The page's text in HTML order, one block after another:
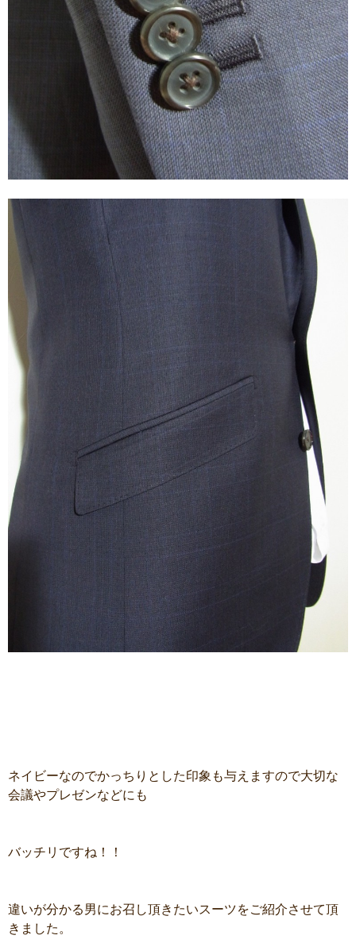
ネイビーなのでかっちりとした印象も与えますので大切な
会議やプレゼンなどにも
バッチリですね！！
違いが分かる男にお召し頂きたいスーツをご紹介させて頂
きました。